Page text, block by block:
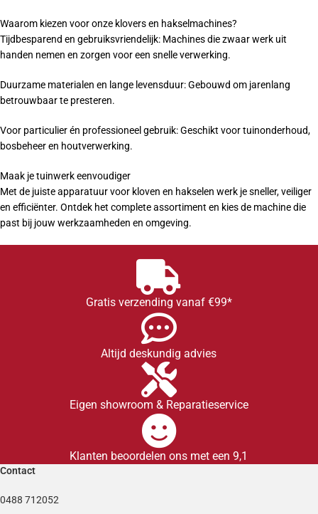
Waarom kiezen voor onze klovers en hakselmachines?
Tijdbesparend en gebruiksvriendelijk: Machines die zwaar werk uit
handen nemen en zorgen voor een snelle verwerking.
Duurzame materialen en lange levensduur: Gebouwd om jarenlang
betrouwbaar te presteren.
Voor particulier én professioneel gebruik: Geschikt voor tuinonderhoud,
bosbeheer en houtverwerking.
Maak je tuinwerk eenvoudiger
Met de juiste apparatuur voor kloven en hakselen werk je sneller, veiliger
en efficiënter. Ontdek het complete assortiment en kies de machine die
past bij jouw werkzaamheden en omgeving.
Gratis verzending vanaf €99*
Altijd deskundig advies
Eigen showroom & Reparatieservice
Klanten beoordelen ons met een 9,1
Contact
0488 712052